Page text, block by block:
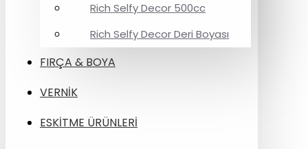
Rich Selfy Decor 500cc
Rich Selfy Decor Deri Boyası
FIRÇA & BOYA
VERNİK
ESKİTME ÜRÜNLERİ